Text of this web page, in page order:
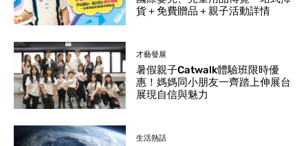
貨＋免費贈品＋親子活動詳情
才藝發展
暑假親子Catwalk體驗班限時優
惠！媽媽同小朋友一齊踏上伸展台
展現自信與魅力
生活熱話